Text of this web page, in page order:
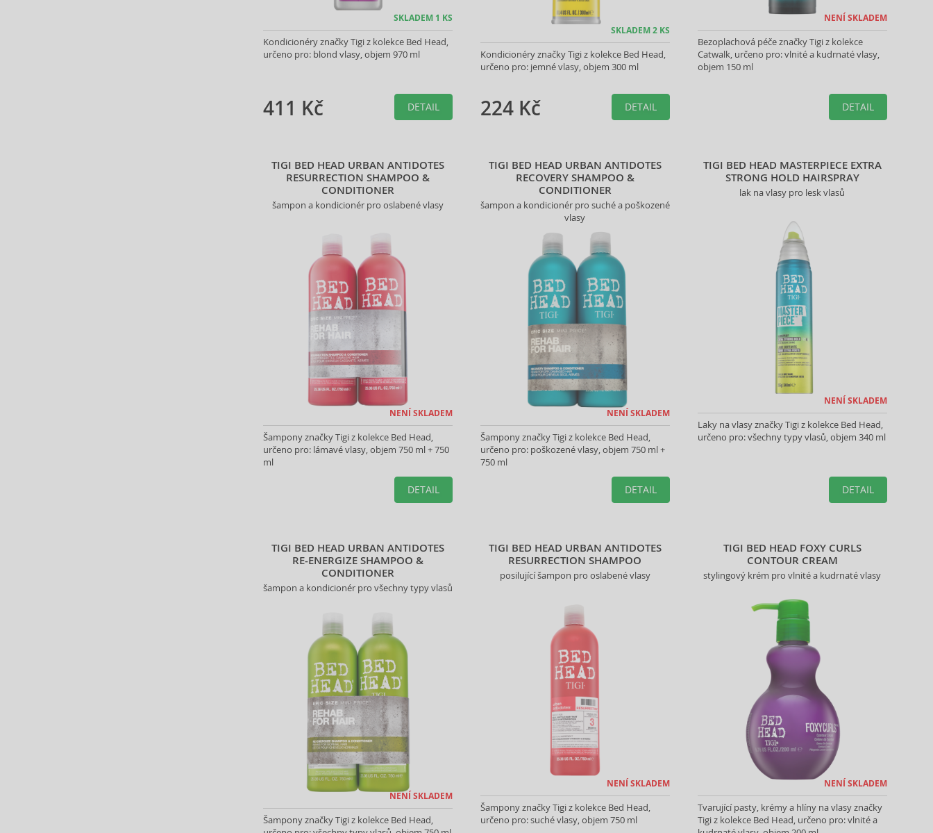
SKLADEM 1 KS
Kondicionéry značky Tigi z kolekce Bed Head,
určeno pro: blond vlasy, objem 970 ml
411 Kč DETAIL
SKLADEM 2 KS
Kondicionéry značky Tigi z kolekce Bed Head,
určeno pro: jemné vlasy, objem 300 ml
224 Kč DETAIL
NENÍ SKLADEM
Bezoplachová péče značky Tigi z kolekce
Catwalk, určeno pro: vlnité a kudrnaté vlasy,
objem 150 ml
DETAIL
TIGI BED HEAD URBAN ANTIDOTES
RESURRECTION SHAMPOO &
CONDITIONER
šampon a kondicionér pro oslabené vlasy
NENÍ SKLADEM
Šampony značky Tigi z kolekce Bed Head,
určeno pro: lámavé vlasy, objem 750 ml + 750
ml
DETAIL
TIGI BED HEAD URBAN ANTIDOTES
RECOVERY SHAMPOO &
CONDITIONER
šampon a kondicionér pro suché a poškozené
vlasy
NENÍ SKLADEM
Šampony značky Tigi z kolekce Bed Head,
určeno pro: poškozené vlasy, objem 750 ml +
750 ml
DETAIL
TIGI BED HEAD MASTERPIECE EXTRA
STRONG HOLD HAIRSPRAY
lak na vlasy pro lesk vlasů
NENÍ SKLADEM
Laky na vlasy značky Tigi z kolekce Bed Head,
určeno pro: všechny typy vlasů, objem 340 ml
DETAIL
TIGI BED HEAD URBAN ANTIDOTES
RE-ENERGIZE SHAMPOO &
CONDITIONER
šampon a kondicionér pro všechny typy vlasů
NENÍ SKLADEM
Šampony značky Tigi z kolekce Bed Head,
TIGI BED HEAD URBAN ANTIDOTES
RESURRECTION SHAMPOO
posilující šampon pro oslabené vlasy
NENÍ SKLADEM
Šampony značky Tigi z kolekce Bed Head,
určeno pro: suché vlasy, objem 750 ml
TIGI BED HEAD FOXY CURLS
CONTOUR CREAM
stylingový krém pro vlnité a kudrnaté vlasy
NENÍ SKLADEM
Tvarující pasty, krémy a hlíny na vlasy značky
Tigi z kolekce Bed Head, určeno pro: vlnité a